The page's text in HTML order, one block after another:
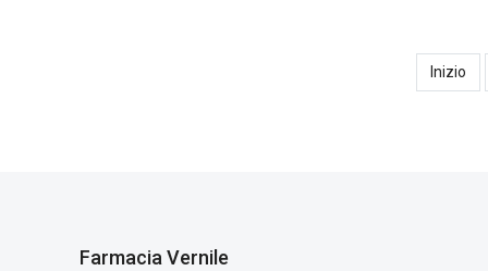
Inizio
Farmacia Vernile